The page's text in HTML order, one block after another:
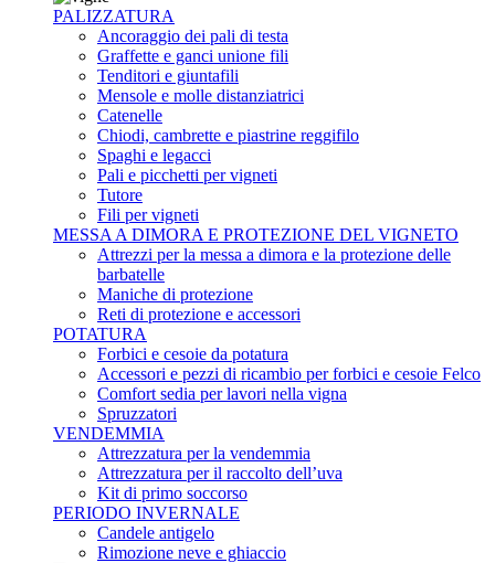
PALIZZATURA
Ancoraggio dei pali di testa
Graffette e ganci unione fili
Tenditori e giuntafili
Mensole e molle distanziatrici
Catenelle
Chiodi, cambrette e piastrine reggifilo
Spaghi e legacci
Pali e picchetti per vigneti
Tutore
Fili per vigneti
MESSA A DIMORA E PROTEZIONE DEL VIGNETO
Attrezzi per la messa a dimora e la protezione delle
barbatelle
Maniche di protezione
Reti di protezione e accessori
POTATURA
Forbici e cesoie da potatura
Accessori e pezzi di ricambio per forbici e cesoie Felco
Comfort sedia per lavori nella vigna
Spruzzatori
VENDEMMIA
Attrezzatura per la vendemmia
Attrezzatura per il raccolto dell’uva
Kit di primo soccorso
PERIODO INVERNALE
Candele antigelo
Rimozione neve e ghiaccio